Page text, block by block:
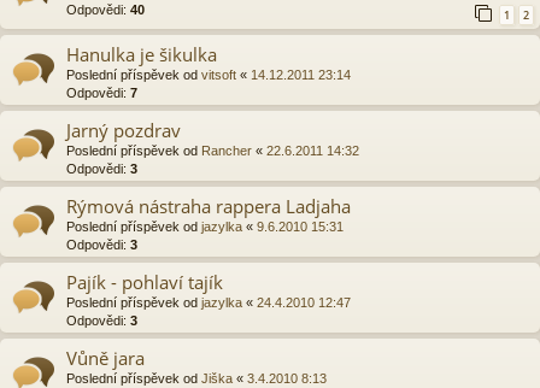
Odpovědi: 40 1 2
Hanulka je šikulka
Poslední příspěvek od vitsoft « 14.12.2011 23:14
Odpovědi: 7
Jarný pozdrav
Poslední příspěvek od Rancher « 22.6.2011 14:32
Odpovědi: 3
Rýmová nástraha rappera Ladjaha
Poslední příspěvek od jazylka « 9.6.2010 15:31
Odpovědi: 3
Pajík - pohlaví tajík
Poslední příspěvek od jazylka « 24.4.2010 12:47
Odpovědi: 3
Vůně jara
Poslední příspěvek od Jiška « 3.4.2010 8:13